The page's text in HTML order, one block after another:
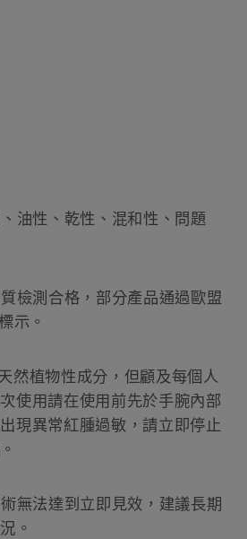
油性、乾性、混和性、問題
檢測合格，部分產品通過歐盟
示。
然植物性成分，但顧及每個人
使用請在使用前先於手腕內部
現異常紅腫過敏，請立即停止
無法達到立即見效，建議長期
。